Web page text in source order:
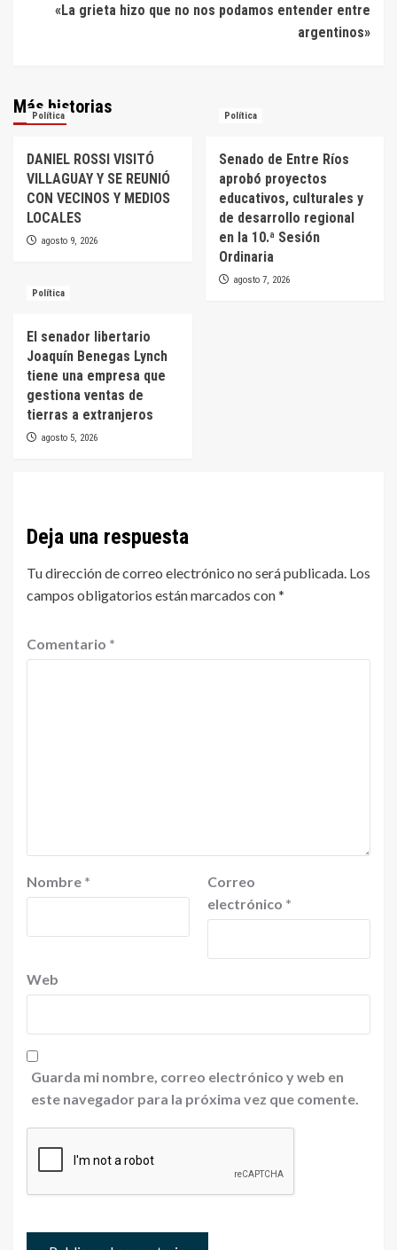
«La grieta hizo que no nos podamos entender entre
argentinos»
Más historias
Política
DANIEL ROSSI VISITÓ
VILLAGUAY Y SE REUNIÓ
CON VECINOS Y MEDIOS
LOCALES
agosto 9, 2026
Política
Senado de Entre Ríos
aprobó proyectos
educativos, culturales y
de desarrollo regional
en la 10.ª Sesión
Ordinaria
agosto 7, 2026
Política
El senador libertario
Joaquín Benegas Lynch
tiene una empresa que
gestiona ventas de
tierras a extranjeros
agosto 5, 2026
Deja una respuesta
Tu dirección de correo electrónico no será publicada. Los
campos obligatorios están marcados con*
Comentario *
Nombre *
Correo
electrónico *
Web
Guarda mi nombre, correo electrónico y web en
este navegador para la próxima vez que comente.